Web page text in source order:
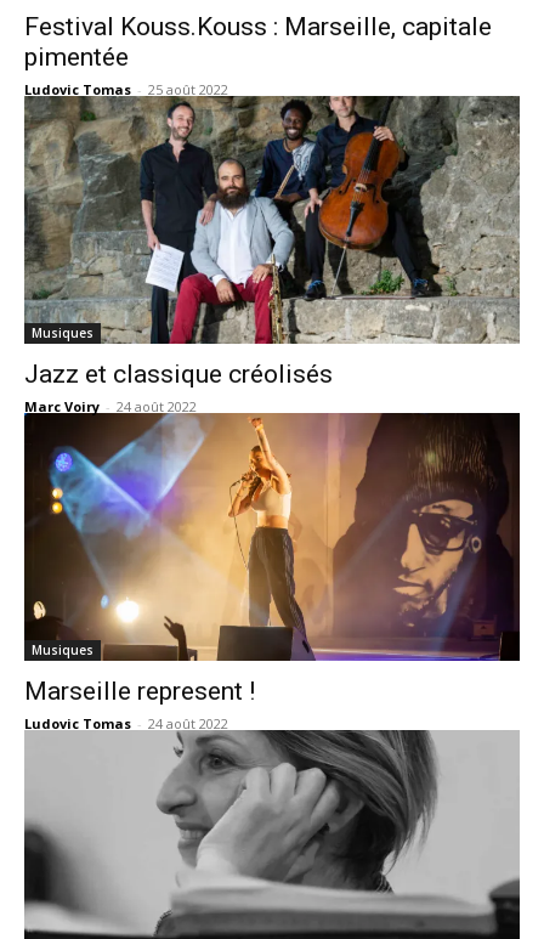
Festival Kouss.Kouss : Marseille, capitale
pimentée
Ludovic Tomas - 25 août 2022
Musiques
Jazz et classique créolisés
Marc Voiry - 24 août 2022
Musiques
Marseille represent !
Ludovic Tomas - 24 août 2022